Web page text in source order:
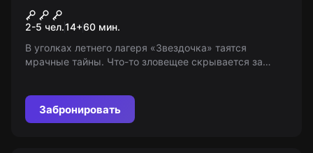
Заброшенный лагерь
2-5 чел.14+60 мин.
В уголках летнего лагеря «Звездочка» таятся
мрачные тайны. Что-то зловещее скрывается за
лицом к лицу. Достигнут ли герои истины или
окажутся в плену неизвестности?
Забронировать